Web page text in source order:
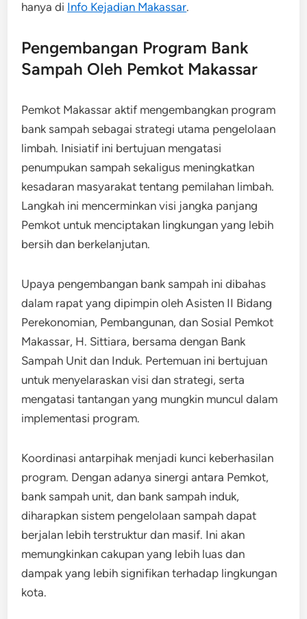
hanya di Info Kejadian Makassar.
Pengembangan Program Bank
Sampah Oleh Pemkot Makassar
Pemkot Makassar aktif mengembangkan program
bank sampah sebagai strategi utama pengelolaan
limbah. Inisiatif ini bertujuan mengatasi
penumpukan sampah sekaligus meningkatkan
kesadaran masyarakat tentang pemilahan limbah.
Langkah ini mencerminkan visi jangka panjang
Pemkot untuk menciptakan lingkungan yang lebih
bersih dan berkelanjutan.
Upaya pengembangan bank sampah ini dibahas
dalam rapat yang dipimpin oleh Asisten II Bidang
Perekonomian, Pembangunan, dan Sosial Pemkot
Makassar, H. Sittiara, bersama dengan Bank
Sampah Unit dan Induk. Pertemuan ini bertujuan
untuk menyelaraskan visi dan strategi, serta
mengatasi tantangan yang mungkin muncul dalam
implementasi program.
Koordinasi antarpihak menjadi kunci keberhasilan
program. Dengan adanya sinergi antara Pemkot,
bank sampah unit, dan bank sampah induk,
diharapkan sistem pengelolaan sampah dapat
berjalan lebih terstruktur dan masif. Ini akan
memungkinkan cakupan yang lebih luas dan
dampak yang lebih signifikan terhadap lingkungan
kota.